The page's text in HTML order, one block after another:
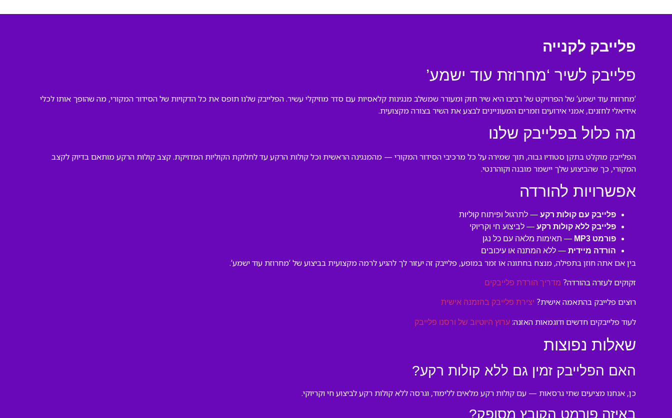
פלייבק לקנייה
פלייבק לשיר ‘מחרוזת עוד ישמע’
‘מחרוזת עוד ישמע’ של הפרויקט של רביבו היא שיר חזק ומעורר שמשלב מנגינות קלאסיות עם סדר מוזיקלי עשיר. הפלייבק שלנו תופס את כל הדקויות של הסידור המקורי, מה שהופך אותו לכלי
אידיאלי לחזנים, אמני אירועים וזמרים המעוניינים לבצע את השיר בצורה מקצועית.
מה כלול בפלייבק שלנו
הפלייבק מוקלט בתקן סטודיו גבוה, תוך שמירה על כל מרכיבי הסידור המקורי — מהמנגינה הראשית וכל קולות הרקע עד לחלוקת הקוליות המדויקת. קצב קולות הרקע מותאם בדיוק לקצב
המקורי, כך שהביצוע שלך יישמר מובנה וקוהרנטי.
אפשרויות להורדה
פלייבק עם קולות רקע — לתרגול ופיתוח קוליות
פלייבק ללא קולות רקע — לביצוע חי וקריוקי
פורמט MP3
— תאימות מלאה עם כל נגן
הורדה מיידית — ללא המתנה או עיכובים
בין אם אתה חוזן בתפילה, מנצח בחתונה או זמר במופע, פלייבק זה יעזור לך להגיע לרמה מקצועית בביצוע של ‘מחרוזת עוד ישמע’.
זקוקים לעזרה בהורדה? מדריך הורדת פלייבקים
רוצים פלייבק בהתאמה אישית? יצירת פלייבק בהזמנה אישית
לעוד פלייבקים חדשים ודוגמאות האזנה: ערוץ היוטיוב של ורסנו פלייבק
שאלות נפוצות
האם הפלייבק זמין גם ללא קולות רקע?
כן, אנחנו מציעים שתי גרסאות — עם קולות רקע מלאים ללימוד, וגרסה ללא קולות רקע לביצוע חי וקריוקי.
באיזה פורמט הקובץ מסופק?